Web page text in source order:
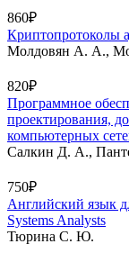
860₽
Криптопротоколы
Молдовян А. А.,
820₽
Программное
проектирования,
компьютерных
Салкин Д. А.,
750₽
Английский язык
Systems Analysts
Тюрина С. Ю.